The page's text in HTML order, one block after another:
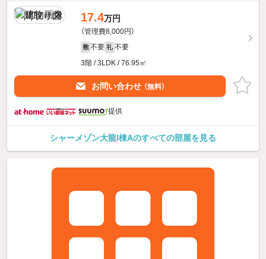
17.4万円
（管理費8,000円）
敷 不要 礼 不要
3階 / 3LDK / 76.95㎡
お問い合わせ （無料）
提供
シャーメゾン大龍I棟Aのすべての部屋を見る